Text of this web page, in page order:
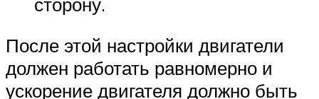
сторону.
После этой настройки двигатели
должен работать равномерно и
ускорение двигателя должно быть